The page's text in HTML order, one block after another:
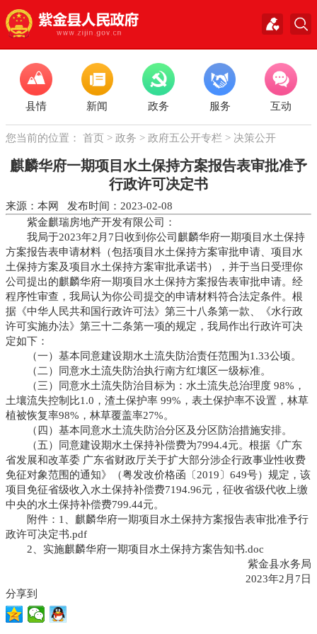
县情 新闻 政务 服务 互动
您当前的位置： 首页 > 政务 > 政府五公开专栏 > 决策公开
麒麟华府一期项目水土保持方案报告表审批准予
行政许可决定书
来源：本网 发布时间：2023-02-08
紫金麒瑞房地产开发有限公司：
我局于2023年2月7日收到你公司麒麟华府一期项目水土保持
方案报告表申请材料（包括项目水土保持方案审批申请、项目水
土保持方案及项目水土保持方案审批承诺书），并于当日受理你
公司提出的麒麟华府一期项目水土保持方案报告表审批申请。经
程序性审查，我局认为你公司提交的申请材料符合法定条件。根
据《中华人民共和国行政许可法》第三十八条第一款、《水行政
许可实施办法》第三十二条第一项的规定，我局作出行政许可决
定如下：
（一）基本同意建设期水土流失防治责任范围为1.33公顷。
（二）同意水土流失防治执行南方红壤区一级标准。
（三）同意水土流失防治目标为：水土流失总治理度 98%，
土壤流失控制比1.0，渣土保护率 99%，表土保护率不设置，林草
植被恢复率98%，林草覆盖率27%。
（四）基本同意水土流失防治分区及分区防治措施安排。
（五）同意建设期水土保持补偿费为7994.4元。根据《广东
省发展和改革委 广东省财政厅关于扩大部分涉企行政事业性收费
免征对象范围的通知》（粤发改价格函〔2019〕649号）规定，该
项目免征省级收入水土保持补偿费7194.96元，征收省级代收上缴
中央的水土保持补偿费799.44元。
附件：1、 麒麟华府一期项目水土保持方案报告表审批准予行
政许可决定书.pdf
2、 实施麒麟华府一期项目水土保持方案告知书.doc
紫金县水务局
2023年2月7日
分享到